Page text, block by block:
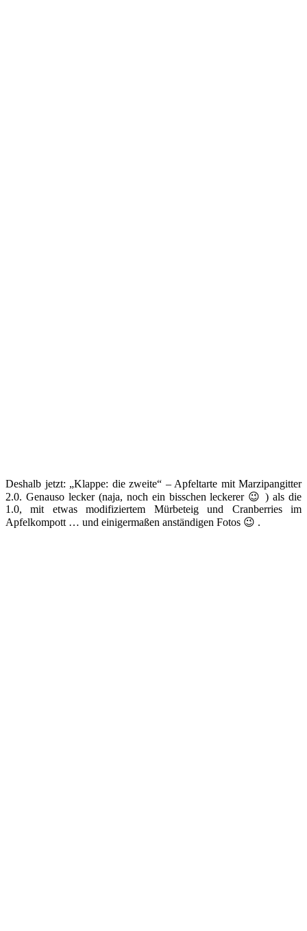
Deshalb jetzt: „Klappe: die zweite“ – Apfeltarte mit Marzipangitter
2.0. Genauso lecker (naja, noch ein bisschen leckerer 😉 ) als die
1.0, mit etwas modifiziertem Mürbeteig und Cranberries im
Apfelkompott … und einigermaßen anständigen Fotos 😉 .